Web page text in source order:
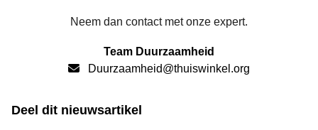
Neem dan contact met onze expert.
Team Duurzaamheid
Duurzaamheid@thuiswinkel.org
Deel dit nieuwsartikel